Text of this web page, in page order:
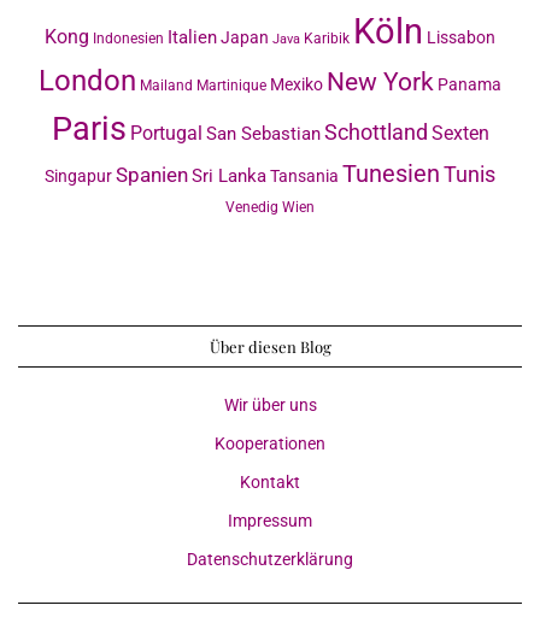
Kong Indonesien ItalienJapan Java Karibik Köln Lissabon
London Mailand Martinique Mexiko New York Panama
Paris Portugal San SebastianSchottland Sexten
SingapurSpanienSri LankaTansania TunesienTunis
Venedig Wien
Über diesen Blog
Wir über uns
Kooperationen
Kontakt
Impressum
Datenschutzerklärung